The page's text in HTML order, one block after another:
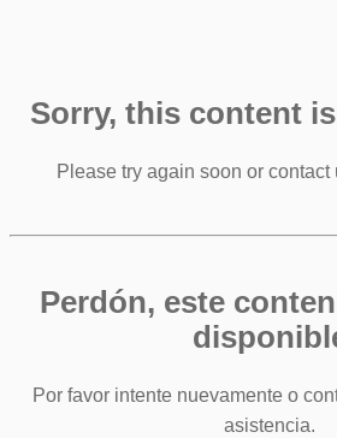
Sorry, this content
Please try again soon or contact
Perdón, este
Por favor intente nuevamente o
asistencia.